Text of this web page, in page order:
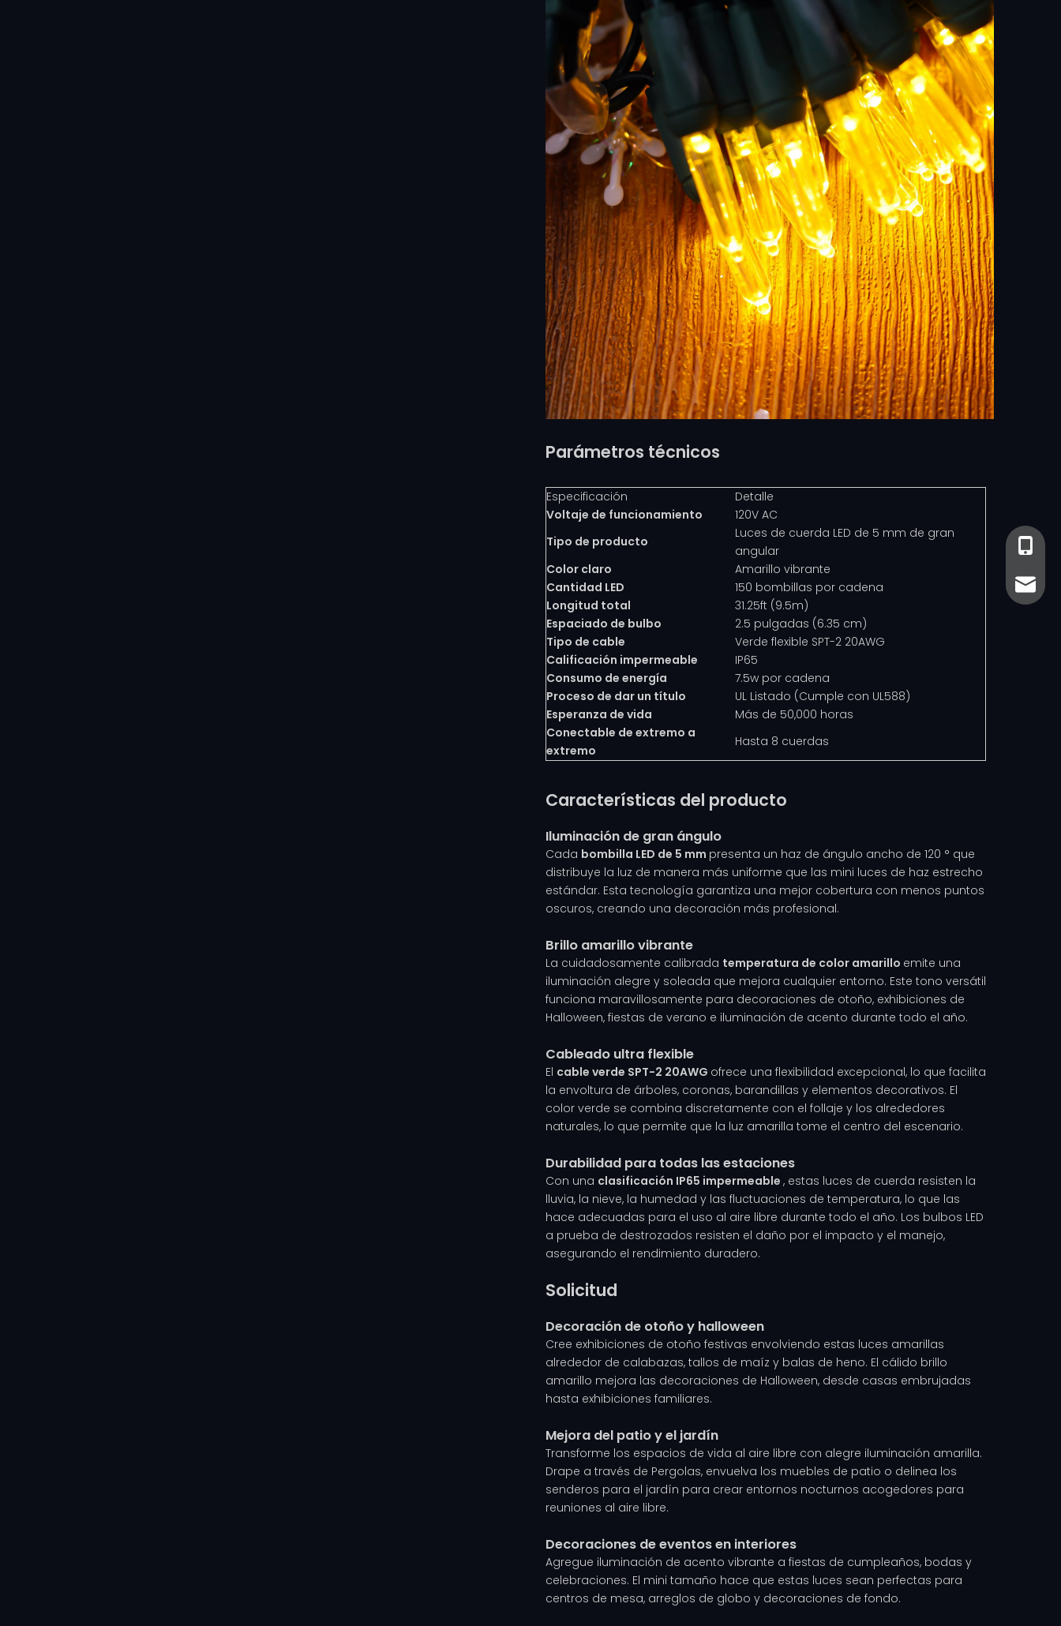
Parámetros técnicos
Especificación
Detalle
Voltaje de funcionamiento
120V AC
Tipo de producto
Luces de cuerda LED de 5 mm de gran
angular
Color claro
Amarillo vibrante
Cantidad LED
150 bombillas por cadena
Longitud total
31.25ft (9.5m)
Espaciado de bulbo
2.5 pulgadas (6.35 cm)
Tipo de cable
Verde flexible SPT-2 20AWG
Calificación impermeable
IP65
Consumo de energía
7.5w por cadena
Proceso de dar un título
UL Listado (Cumple con UL588)
Esperanza de vida
Más de 50,000 horas
Conectable de extremo a
extremo
Hasta 8 cuerdas
Características del producto
Iluminación de gran ángulo
Cada bombilla LED de 5 mm presenta un haz de ángulo ancho de 120 ° que
distribuye la luz de manera más uniforme que las mini luces de haz estrecho
estándar. Esta tecnología garantiza una mejor cobertura con menos puntos
oscuros, creando una decoración más profesional.
Brillo amarillo vibrante
La cuidadosamente calibrada temperatura de color amarillo emite una
iluminación alegre y soleada que mejora cualquier entorno. Este tono versátil
funciona maravillosamente para decoraciones de otoño, exhibiciones de
Halloween, fiestas de verano e iluminación de acento durante todo el año.
Cableado ultra flexible
El cable verde SPT-2 20AWG ofrece una flexibilidad excepcional, lo que facilita
la envoltura de árboles, coronas, barandillas y elementos decorativos. El
color verde se combina discretamente con el follaje y los alrededores
naturales, lo que permite que la luz amarilla tome el centro del escenario.
Durabilidad para todas las estaciones
Con una clasificación IP65 impermeable , estas luces de cuerda resisten la
lluvia, la nieve, la humedad y las fluctuaciones de temperatura, lo que las
hace adecuadas para el uso al aire libre durante todo el año. Los bulbos LED
a prueba de destrozados resisten el daño por el impacto y el manejo,
asegurando el rendimiento duradero.
Solicitud
Decoración de otoño y halloween
Cree exhibiciones de otoño festivas envolviendo estas luces amarillas
alrededor de calabazas, tallos de maíz y balas de heno. El cálido brillo
amarillo mejora las decoraciones de Halloween, desde casas embrujadas
hasta exhibiciones familiares.
Mejora del patio y el jardín
Transforme los espacios de vida al aire libre con alegre iluminación amarilla.
Drape a través de Pergolas, envuelva los muebles de patio o delinea los
senderos para el jardín para crear entornos nocturnos acogedores para
reuniones al aire libre.
Decoraciones de eventos en interiores
Agregue iluminación de acento vibrante a fiestas de cumpleaños, bodas y
celebraciones. El mini tamaño hace que estas luces sean perfectas para
centros de mesa, arreglos de globo y decoraciones de fondo.
+86-
+86-